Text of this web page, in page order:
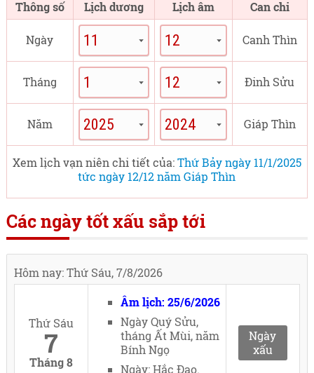
Thông số Lịch dương Lịch âm Can chi
Ngày Canh Thìn
Tháng Đinh Sửu
Năm Giáp Thìn
Xem lịch vạn niên chi tiết của:Thứ Bảy ngày 11/1/2025
tức ngày 12/12 năm Giáp Thìn
Các ngày tốt xấu sắp tới
Hôm nay: Thứ Sáu, 7/8/2026
Thứ Sáu
7
Tháng 8
Âm lịch: 25/6/2026
Ngày Quý Sửu,
tháng Ất Mùi, năm
Bính Ngọ
Ngày: Hắc Đạo.
Ngày
xấu